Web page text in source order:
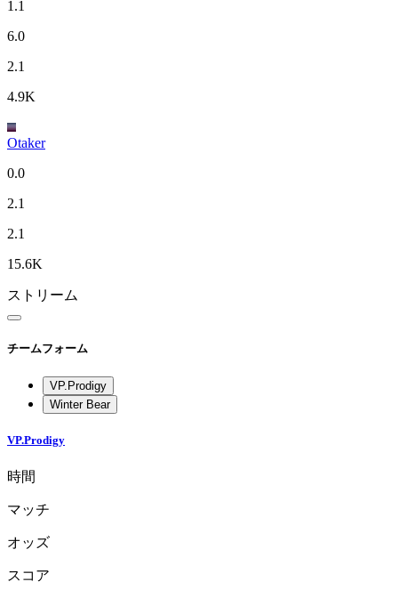
1.1
6.0
2.1
4.9K
Otaker
0.0
2.1
2.1
15.6K
ストリーム
チームフォーム
VP.Prodigy
Winter Bear
VP.Prodigy
時間
マッチ
オッズ
スコア